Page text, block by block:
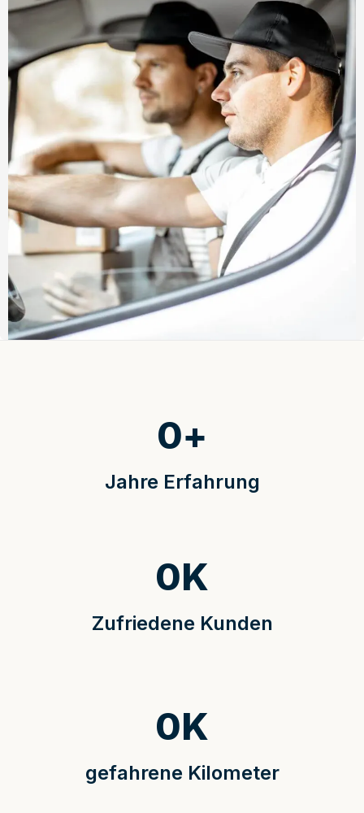
Jahre Erfahrung
0+
Zufriedene Kunden
0K
gefahrene Kilometer
0K